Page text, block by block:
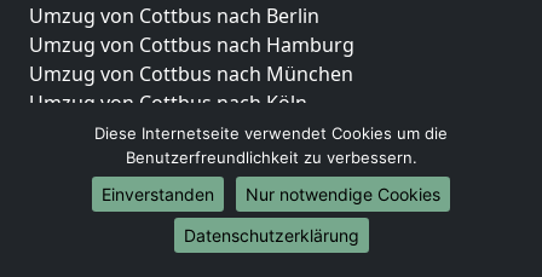
Umzug von Cottbus nach Berlin
Umzug von Cottbus nach Hamburg
Umzug von Cottbus nach München
Umzug von Cottbus nach Köln
Umzug von Cottbus nach Frankfurt am Main
Umzug von Cottbus nach Stuttgart
Umzug von Cottbus nach Düsseldorf
Umzug von Cottbus nach Leipzig
Umzug von Cottbus nach Dortmund
Diese Internetseite verwendet Cookies um die
Benutzerfreundlichkeit zu verbessern.
Einverstanden
Nur notwendige Cookies
Datenschutzerklärung